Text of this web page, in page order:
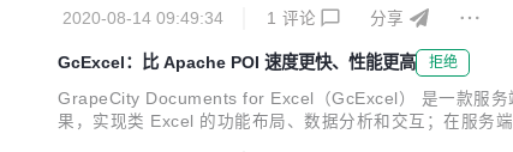
2020-08-14 09:49:34
1 评论 分享
GcExcel：比 Apache POI 速度更快、性能更高 拒绝
GrapeCity Documents for Excel（GcExcel） 是一款服
果，实现类 Excel 的功能布局、数据分析和交互；在服务